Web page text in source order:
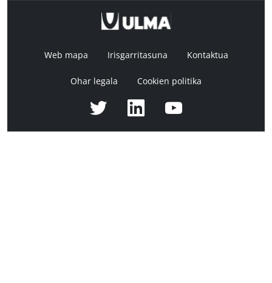
Web mapa Irisgarritasuna Kontaktua
Ohar legala Cookien politika